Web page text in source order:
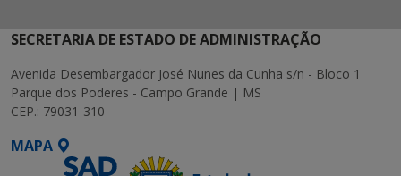
SECRETARIA DE ESTADO DE ADMINISTRAÇÃO
Avenida Desembargador José Nunes da Cunha s/n - Bloco 1
Parque dos Poderes - Campo Grande | MS
CEP.: 79031-310
MAPA